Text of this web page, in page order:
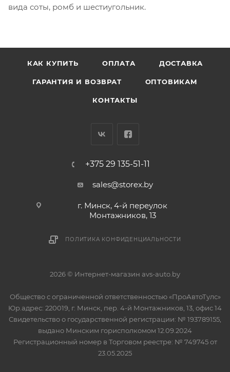
вида соты, ромб и шестиугольник.
КАК КУПИТЬ ОПЛАТА ДОСТАВКА
ГАРАНТИЯ И ВОЗВРАТ ОПТОВИКАМ
КОНТАКТЫ
+375 29 135-51-11
sales@storex.by
г. Минск, 4-й переулок
Монтажников, 13
ПОЛИТИКА КОНФИДЕНЦИАЛЬНОСТИ
2026 © Интернет-магазин avs-auto.by
Общество с ограниченной ответственностью «ПроАвтоТулс»
Юр.адрес: 220019, г. Минск, пер. 4-й Монтажников, 13, офис 14
Свидетельство о государственной регистрации: № 193789155,
выдано Минским горисполкомом 12.09.2024
Регистрационный номер в Торговом реестре: № 749745 от
23.05.2025